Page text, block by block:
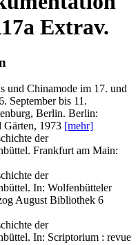
Extrav.
und Chinamode im 17. und
September bis 11.
Berlin. Berlin:
Gärten, 1973 [mehr]
der
Frankfurt am Main:
der
In: Wolfenbütteler
August Bibliothek 6
der
In: Scriptorium : revue